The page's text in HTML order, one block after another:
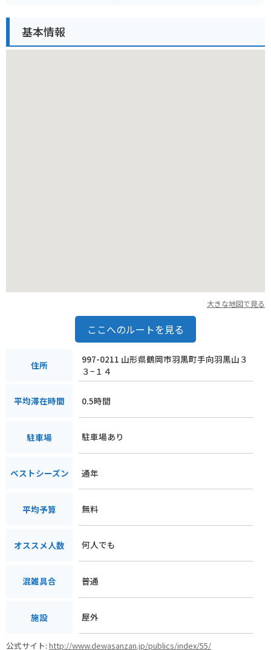
は、年月を経た風格を感じさせ、周囲の自然と見事に調和して
います。
基本情報
大きな地図で見る
ここへのルートを見る
住所
997-0211 山形県鶴岡市羽黒町手向羽黒山３
３−１４
平均滞在時間 0.5時間
駐車場 駐車場あり
ベストシーズン 通年
平均予算 無料
オススメ人数 何人でも
混雑具合 普通
施設 屋外
公式サイト:http://www.dewasanzan.jp/publics/index/55/